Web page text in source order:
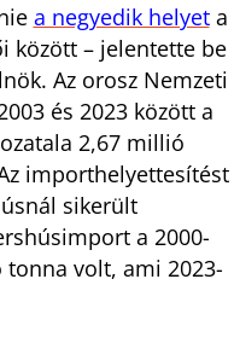
a negyedik helyeta
között – jelentette be
Az orosz Nemzeti
és 2023 között a
2,67 millió
importhelyettesítést
sikerült
a 2000-
volt, ami 2023-